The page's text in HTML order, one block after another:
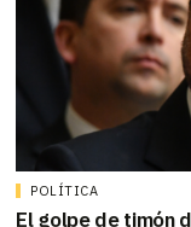
POLÍTICA
El golpe de timón